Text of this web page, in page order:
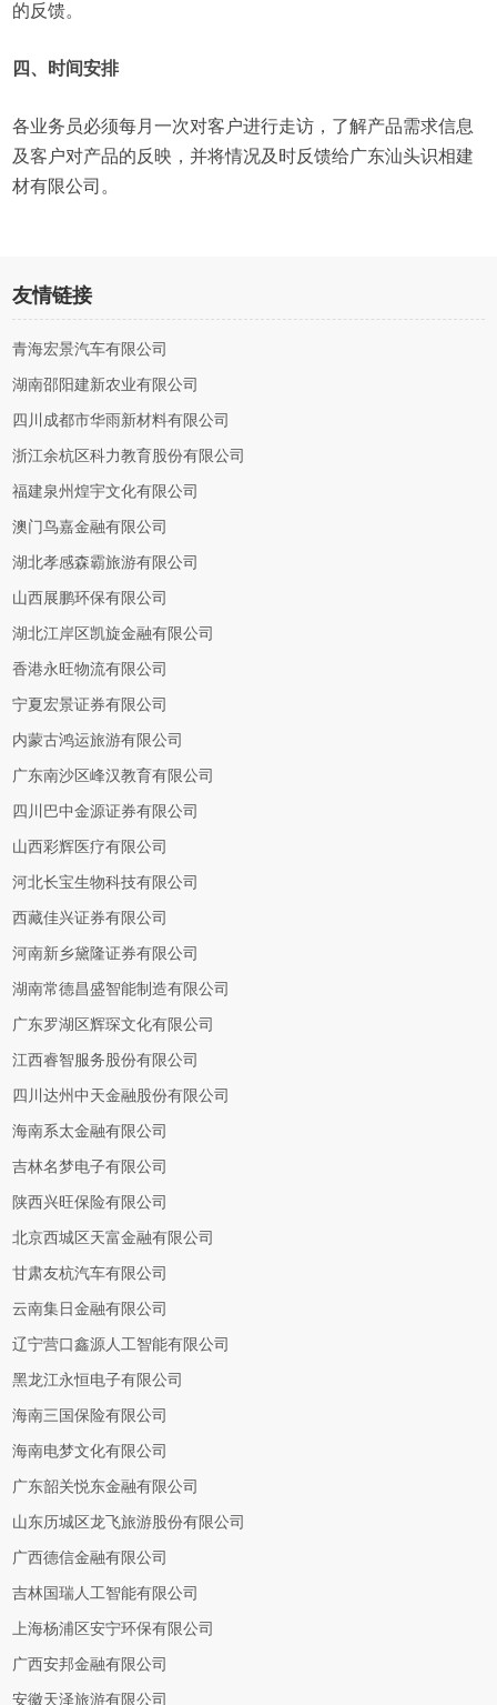
的反馈。
四、时间安排
各业务员必须每月一次对客户进行走访，了解产品需求信息
及客户对产品的反映，并将情况及时反馈给广东汕头识相建
材有限公司。
友情链接
青海宏景汽车有限公司
湖南邵阳建新农业有限公司
四川成都市华雨新材料有限公司
浙江余杭区科力教育股份有限公司
福建泉州煌宇文化有限公司
澳门鸟嘉金融有限公司
湖北孝感森霸旅游有限公司
山西展鹏环保有限公司
湖北江岸区凯旋金融有限公司
香港永旺物流有限公司
宁夏宏景证券有限公司
内蒙古鸿运旅游有限公司
广东南沙区峰汉教育有限公司
四川巴中金源证券有限公司
山西彩辉医疗有限公司
河北长宝生物科技有限公司
西藏佳兴证券有限公司
河南新乡黛隆证券有限公司
湖南常德昌盛智能制造有限公司
广东罗湖区辉琛文化有限公司
江西睿智服务股份有限公司
四川达州中天金融股份有限公司
海南系太金融有限公司
吉林名梦电子有限公司
陕西兴旺保险有限公司
北京西城区天富金融有限公司
甘肃友杭汽车有限公司
云南集日金融有限公司
辽宁营口鑫源人工智能有限公司
黑龙江永恒电子有限公司
海南三国保险有限公司
海南电梦文化有限公司
广东韶关悦东金融有限公司
山东历城区龙飞旅游股份有限公司
广西德信金融有限公司
吉林国瑞人工智能有限公司
上海杨浦区安宁环保有限公司
广西安邦金融有限公司
安徽天泽旅游有限公司